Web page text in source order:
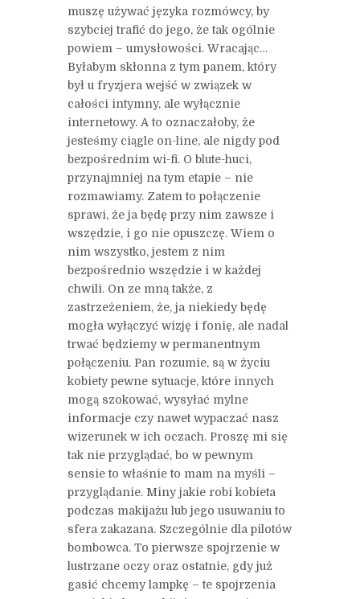
muszę używać języka rozmówcy, by
szybciej trafić do jego, że tak ogólnie
powiem – umysłowości. Wracając…
Byłabym skłonna z tym panem, który
był u fryzjera wejść w związek w
całości intymny, ale wyłącznie
internetowy. A to oznaczałoby, że
jesteśmy ciągle on-line, ale nigdy pod
bezpośrednim wi-fi. O blute-huci,
przynajmniej na tym etapie – nie
rozmawiamy. Zatem to połączenie
sprawi, że ja będę przy nim zawsze i
wszędzie, i go nie opuszczę. Wiem o
nim wszystko, jestem z nim
bezpośrednio wszędzie i w każdej
chwili. On ze mną także, z
zastrzeżeniem, że, ja niekiedy będę
mogła wyłączyć wizję i fonię, ale nadal
trwać będziemy w permanentnym
połączeniu. Pan rozumie, są w życiu
kobiety pewne sytuacje, które innych
mogą szokować, wysyłać mylne
informacje czy nawet wypaczać nasz
wizerunek w ich oczach. Proszę mi się
tak nie przyglądać, bo w pewnym
sensie to właśnie to mam na myśli –
przyglądanie. Miny jakie robi kobieta
podczas makijażu lub jego usuwaniu to
sfera zakazana. Szczególnie dla pilotów
bombowca. To pierwsze spojrzenie w
lustrzane oczy oraz ostatnie, gdy już
gasić chcemy lampkę – te spojrzenia